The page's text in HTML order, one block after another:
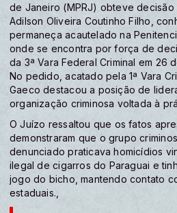
de Janeiro (MPRJ) obteve
Adilson Oliveira Coutinho Filho,
permaneça acautelado na
onde se encontra por força de
da 3ª Vara Federal Criminal em 26
No pedido, acatado pela 1ª Vara
Gaeco destacou a posição de
organização criminosa voltada à
O Juízo ressaltou que os fatos
demonstraram que o grupo
denunciado praticava homicídios
ilegal de cigarros do Paraguai e
jogo do bicho, mantendo contato
estaduais.,